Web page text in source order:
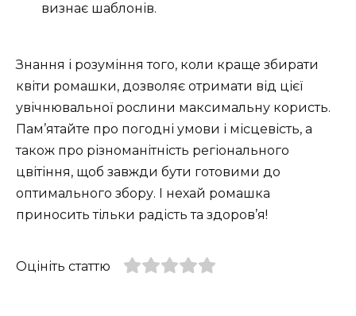
визнає шаблонів.
Знання і розуміння того, коли краще збирати
квіти ромашки, дозволяє отримати від цієї
увічнювальної рослини максимальну користь.
Пам’ятайте про погодні умови і місцевість, а
також про різноманітність регіонального
цвітіння, щоб завжди бути готовими до
оптимального збору. І нехай ромашка
приносить тільки радість та здоров’я!
Оцініть статтю